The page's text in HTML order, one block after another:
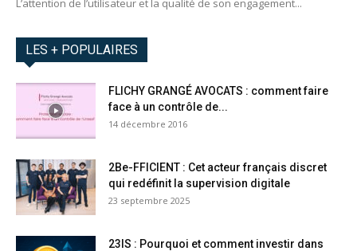
L’attention de l’utilisateur et la qualité de son engagement...
LES + POPULAIRES
FLICHY GRANGÉ AVOCATS : comment faire
face à un contrôle de...
14 décembre 2016
2Be-FFICIENT : Cet acteur français discret
qui redéfinit la supervision digitale
23 septembre 2025
23IS : Pourquoi et comment investir dans